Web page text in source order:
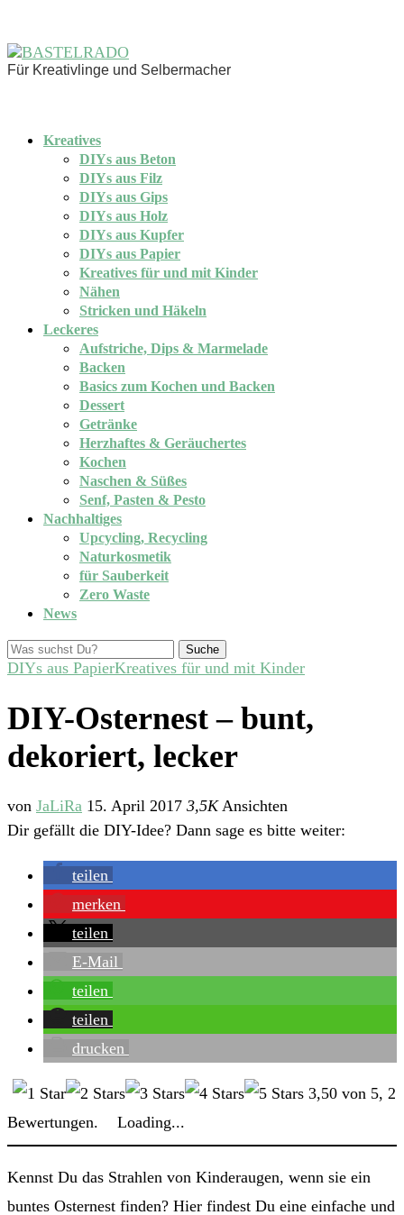
Für Kreativlinge und Selbermacher
Kreatives
DIYs aus Beton
DIYs aus Filz
DIYs aus Gips
DIYs aus Holz
DIYs aus Kupfer
DIYs aus Papier
Kreatives für und mit Kinder
Nähen
Stricken und Häkeln
Leckeres
Aufstriche, Dips & Marmelade
Backen
Basics zum Kochen und Backen
Dessert
Getränke
Herzhaftes & Geräuchertes
Kochen
Naschen & Süßes
Senf, Pasten & Pesto
Nachhaltiges
Upcycling, Recycling
Naturkosmetik
für Sauberkeit
Zero Waste
News
Suche
DIYs aus PapierKreatives für und mit Kinder
DIY-Osternest – bunt,
dekoriert, lecker
von JaLiRa 15. April 2017 3,5KAnsichten
Dir gefällt die DIY-Idee? Dann sage es bitte weiter:
teilen
merken
teilen
E-Mail
teilen
teilen
drucken
3,50 von 5, 2
Bewertungen.
Loading...
Kennst Du das Strahlen von Kinderaugen, wenn sie ein
buntes Osternest finden? Hier findest Du eine einfache und